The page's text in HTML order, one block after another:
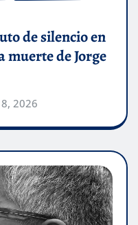
de silencio en
muerte de Jorge
2026